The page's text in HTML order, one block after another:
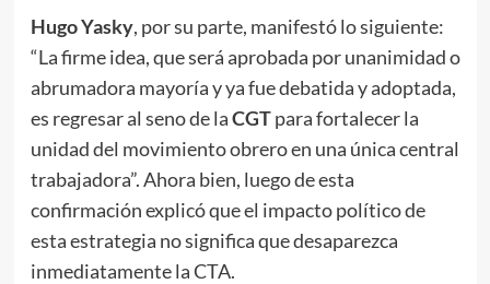
Hugo Yasky, por su parte, manifestó lo siguiente:
“La firme idea, que será aprobada por unanimidad o
abrumadora mayoría y ya fue debatida y adoptada,
es regresar al seno de laCGTpara fortalecer la
unidad del movimiento obrero en una única central
trabajadora”. Ahora bien, luego de esta
confirmación explicó que el impacto político de
esta estrategia no significa que desaparezca
inmediatamente la CTA.